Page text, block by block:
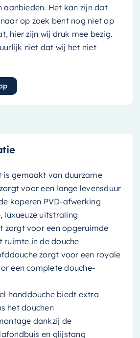
aanbieden. Het kan zijn dat
op zoek bent nog niet op
hier zijn wij druk mee bezig.
niet dat wij het niet
is gemaakt van duurzame
voor een lange levensduur
koperen PVD-afwerking
luxueuze uitstraling
zorgt voor een opgeruimde
ruimte in de douche
zorgt voor een royale
een complete douche-
handdouche biedt extra
het douchen
dankzij de
en glijstang